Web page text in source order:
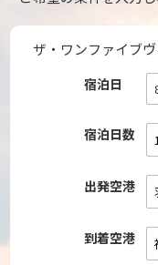
ザ・ワンファイブ
宿泊日
宿泊日数
出発空港
到着空港